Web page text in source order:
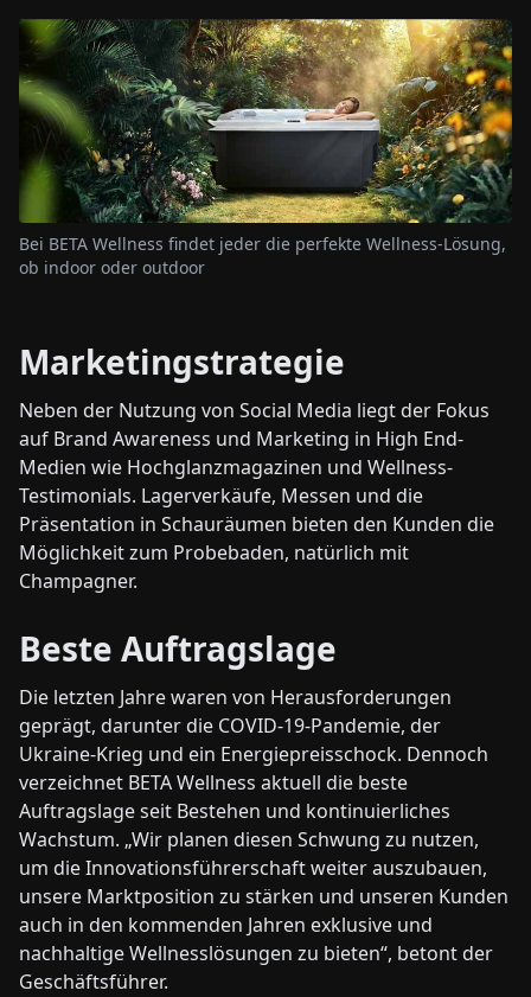
Bei BETA Wellness findet jeder die perfekte Wellness-Lösung,
ob indoor oder outdoor
Marketingstrategie
Neben der Nutzung von Social Media liegt der Fokus
auf Brand Awareness und Marketing in High End-
Medien wie Hochglanzmagazinen und Wellness-
Testimonials. Lagerverkäufe, Messen und die
Präsentation in Schauräumen bieten den Kunden die
Möglichkeit zum Probebaden, natürlich mit
Champagner.
Beste Auftragslage
Die letzten Jahre waren von Herausforderungen
geprägt, darunter die COVID-19-Pandemie, der
Ukraine-Krieg und ein Energiepreisschock. Dennoch
verzeichnet BETA Wellness aktuell die beste
Auftragslage seit Bestehen und kontinuierliches
Wachstum. „Wir planen diesen Schwung zu nutzen,
um die Innovationsführerschaft weiter auszubauen,
unsere Marktposition zu stärken und unseren Kunden
auch in den kommenden Jahren exklusive und
nachhaltige Wellnesslösungen zu bieten“, betont der
Geschäftsführer.